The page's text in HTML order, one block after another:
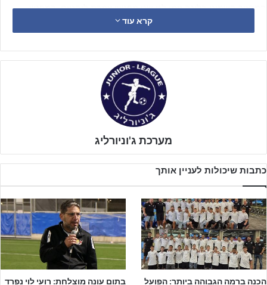
המחזור השמיני בליגה זימן לנו שני מפגשי צמרת לוהטים. במפגש
הראשון, המוליכה בעלת המאזן המושלם – מכבי הרצליה, אירחה את
קרא עוד
מערכת ג'וניורליג
כתבות שיכולות לעניין אותך
הכנה ברמה הגבוהה ביותר: הפועל
בתום עונה מוצלחת: רועי לוי נפרד